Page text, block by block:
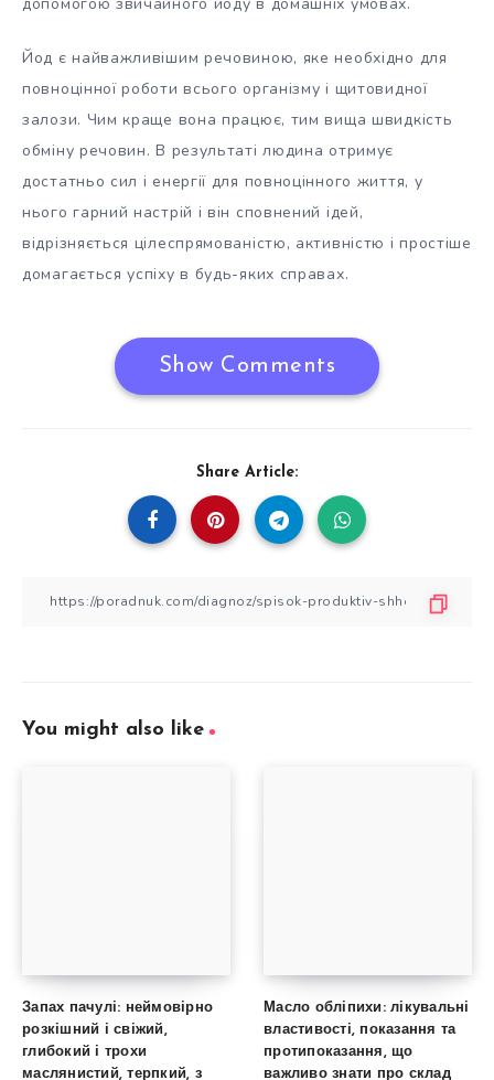
Йод є найважливішим речовиною, яке необхідно для
повноцінної роботи всього організму і щитовидної
залози. Чим краще вона працює, тим вища швидкість
обміну речовин. В результаті людина отримує
достатньо сил і енергії для повноцінного життя, у
нього гарний настрій і він сповнений ідей,
відрізняється цілеспрямованістю, активністю і простіше
домагається успіху в будь-яких справах.
Show Comments
Share Article:
You might also like
Запах пачулі: неймовірно
розкішний і свіжий,
глибокий і трохи
маслянистий, терпкий, з
Масло обліпихи: лікувальні
властивості, показання та
протипоказання, що
важливо знати про склад